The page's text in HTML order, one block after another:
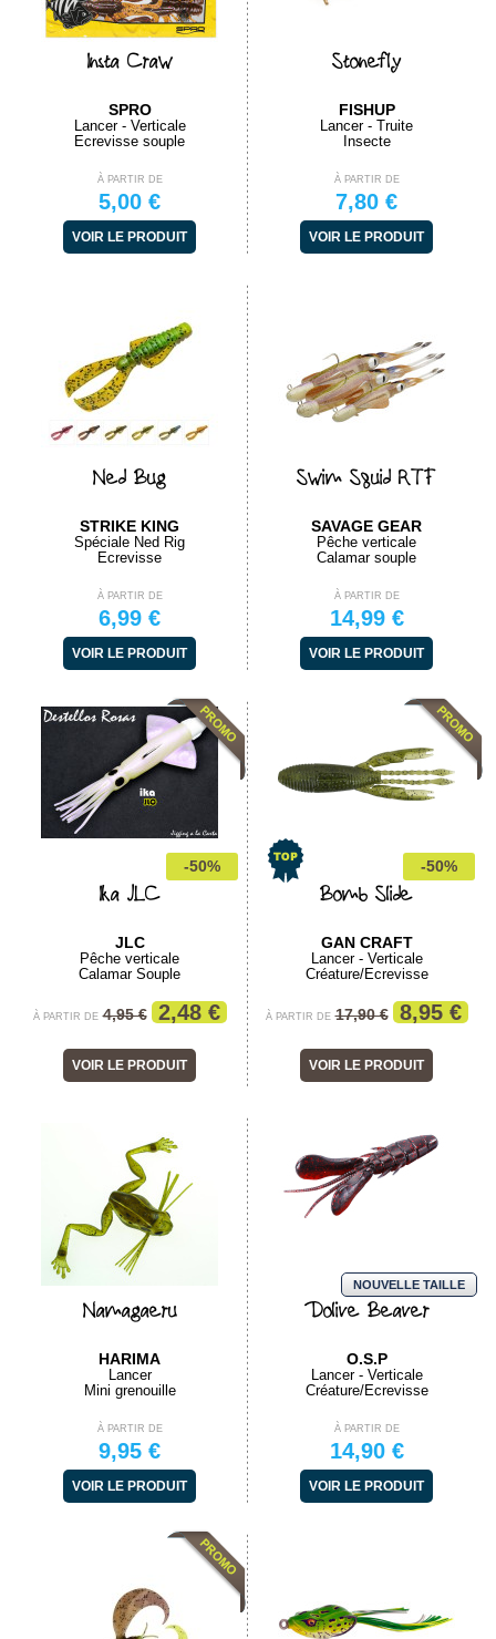
Insta Craw
SPRO
Lancer - Verticale
Ecrevisse souple
À PARTIR DE
5,00 €
VOIR LE PRODUIT
Stonefly
FISHUP
Lancer - Truite
Insecte
À PARTIR DE
7,80 €
VOIR LE PRODUIT
Ned Bug
STRIKE KING
Spéciale Ned Rig
Ecrevisse
À PARTIR DE
6,99 €
VOIR LE PRODUIT
Swim Squid RTF
SAVAGE GEAR
Pêche verticale
Calamar souple
À PARTIR DE
14,99 €
VOIR LE PRODUIT
-50%
Ika JLC
JLC
Pêche verticale
Calamar Souple
À PARTIR DE 4,95 € 2,48 €
VOIR LE PRODUIT
-50%
Bomb Slide
GAN CRAFT
Lancer - Verticale
Créature/Ecrevisse
À PARTIR DE 17,90 € 8,95 €
VOIR LE PRODUIT
Namagaeru
HARIMA
Lancer
Mini grenouille
À PARTIR DE
9,95 €
VOIR LE PRODUIT
NOUVELLE TAILLE
Dolive Beaver
O.S.P
Lancer - Verticale
Créature/Ecrevisse
À PARTIR DE
14,90 €
VOIR LE PRODUIT